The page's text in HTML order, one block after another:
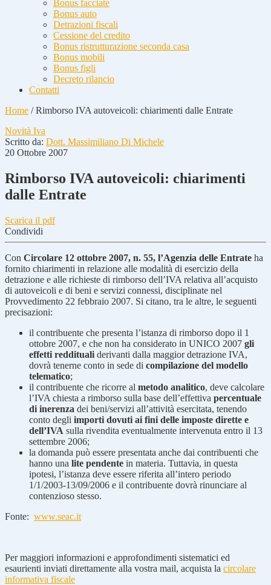
Bonus facciate
Bonus auto
Detrazioni fiscali
Cessione del credito
Bonus ristrutturazione seconda casa
Bonus mobili
Bonus figli
Decreto rilancio
Contatti
Home /Rimborso IVA autoveicoli: chiarimenti dalle Entrate
Novità Iva
Scritto da: Dott. Massimiliano Di Michele
20 Ottobre 2007
Rimborso IVA autoveicoli: chiarimenti
dalle Entrate
Scarica il pdf
Condividi
Con Circolare 12 ottobre 2007, n. 55, l’Agenzia delle Entrate ha
fornito chiarimenti in relazione alle modalità di esercizio della
detrazione e alle richieste di rimborso dell’IVA relativa all’acquisto
di autoveicoli e di beni e servizi connessi, disciplinate nel
Provvedimento 22 febbraio 2007. Si citano, tra le altre, le seguenti
precisazioni:
il contribuente che presenta l’istanza di rimborso dopo il 1
ottobre 2007, e che non ha considerato in UNICO 2007 gli
effetti reddituali derivanti dalla maggior detrazione IVA,
dovrà tenerne conto in sede di compilazione del modello
telematico;
il contribuente che ricorre al metodo analitico, deve calcolare
l’IVA chiesta a rimborso sulla base dell’effettiva percentuale
di inerenza dei beni/servizi all’attività esercitata, tenendo
conto degli importi dovuti ai fini delle imposte dirette e
dell’IVA sulla rivendita eventualmente intervenuta entro il 13
settembre 2006;
la domanda può essere presentata anche dai contribuenti che
hanno una lite pendente in materia. Tuttavia, in questa
ipotesi, l’istanza deve essere riferita all’intero periodo
1/1/2003-13/09/2006 e il contribuente dovrà rinunciare al
contenzioso stesso.
Fonte: www.seac.it
Per maggiori informazioni e approfondimenti sistematici ed
esaurienti inviati direttamente alla vostra mail, acquista la circolare
informativa fiscale